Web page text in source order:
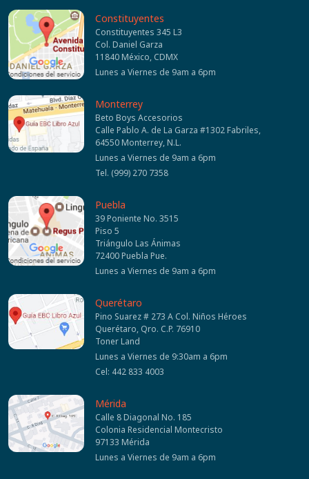
Constituyentes
Constituyentes 345 L3
Col. Daniel Garza
11840 México, CDMX
Lunes a Viernes de 9am a 6pm
Monterrey
Beto Boys Accesorios
Calle Pablo A. de La Garza #1302 Fabriles,
64550 Monterrey, N.L.
Lunes a Viernes de 9am a 6pm
Tel. (999) 270 7358
Puebla
39 Poniente No. 3515
Piso 5
Triángulo Las Ánimas
72400 Puebla Pue.
Lunes a Viernes de 9am a 6pm
Querétaro
Pino Suarez # 273 A Col. Niños Héroes
Querétaro, Qro. C.P. 76910
Toner Land
Lunes a Viernes de 9:30am a 6pm
Cel: 442 833 4003
Mérida
Calle 8 Diagonal No. 185
Colonia Residencial Montecristo
97133 Mérida
Lunes a Viernes de 9am a 6pm